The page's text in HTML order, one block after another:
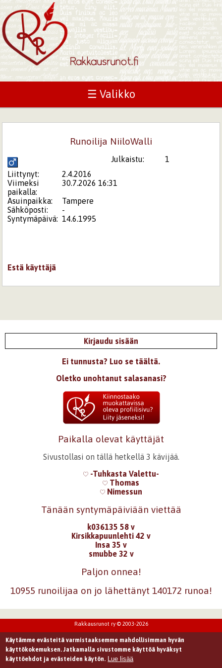
☰ Valikko
Runoilija NiiloWalli
Julkaistu:
1
Liittynyt:
2.4.2016
Viimeksi
paikalla:
30.7.2026 16:31
Asuinpaikka:
Tampere
Sähköposti:
-
Syntymäpäivä: 14.6.1995
Estä käyttäjä
Kirjaudu sisään
Ei tunnusta? Luo se täältä.
Oletko unohtanut salasanasi?
Paikalla olevat käyttäjät
Sivustollasi on tällä hetkellä 3 kävijää.
-Tuhkasta Valettu-
Thomas
Nimessun
Tänään syntymäpäiviään viettää
k036135 58 v
Kirsikkapuunlehti 42 v
Insa 35 v
smubbe 32 v
Paljon onnea!
10955 runoilijaa on jo lähettänyt 140172 runoa!
Rakkausrunot ry © 2003-2026
Käytämme evästeitä varmistaaksemme mahdollisimman hyvän
käyttökokemuksen. Jatkamalla sivustomme käyttöä hyväksyt
käyttöehdot ja evästeiden käytön. Lue lisää